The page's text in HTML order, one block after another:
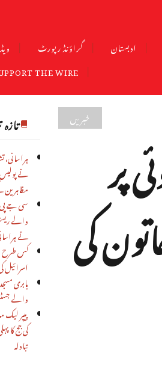
ادبستان گراؤنڈ رپورٹ
THE WIRE
نے
مظاہرین
سی جے پی
والے
نے
کس طرح
اسرائیل
بابری
والے
پیپر
کی جج کا
تبادلہ
خبریں
پر
کی